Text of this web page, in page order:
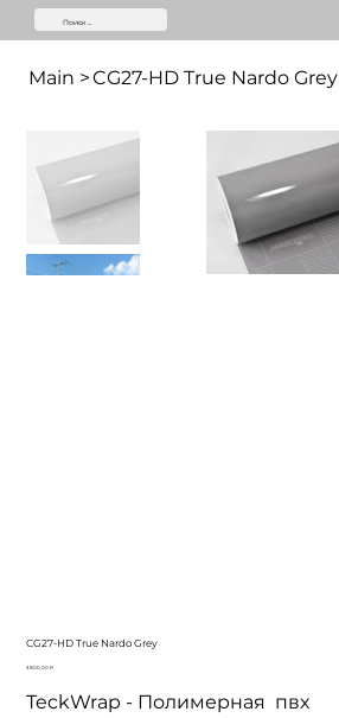
Main >CG27-HD True Nardo Grey
CG27-HD True Nardo Grey
Цена
3 800,00 ₽
TeckWrap - Полимерная пвх